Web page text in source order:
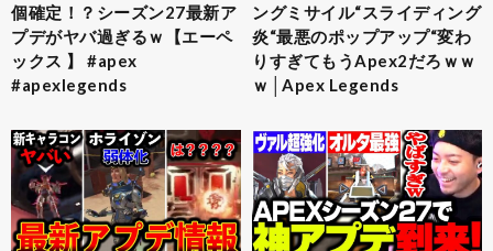
個確定！？シーズン27最新ア
プデがヤバ過ぎるｗ【エーペ
ックス 】 #apex
#apexlegends
ングミサイル“スライディング
炎“最悪のポップアップ“変わ
りすぎてもうApex2だろｗｗ
ｗ│Apex Legends